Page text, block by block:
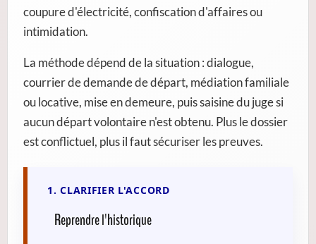
coupure d'électricité, confiscation d'affaires ou
intimidation.
La méthode dépend de la situation : dialogue,
courrier de demande de départ, médiation familiale
ou locative, mise en demeure, puis saisine du juge si
aucun départ volontaire n'est obtenu. Plus le dossier
est conflictuel, plus il faut sécuriser les preuves.
1. CLARIFIER L'ACCORD
Reprendre l'historique